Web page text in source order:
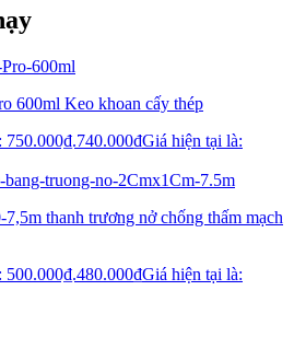
600ml Keo khoan cấy thép
750.000₫.740.000₫Giá hiện tại là:
thanh trương nở chống thấm mạch
500.000₫.480.000₫Giá hiện tại là: